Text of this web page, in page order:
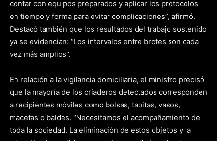
contar con equipos preparados y aplicar los protocolos
en tiempo y forma para evitar complicaciones”, afirmó.
Destacó también que los resultados del trabajo sostenido
ya se evidencian: “Los intervalos entre brotes son cada
vez más amplios”.
En relación a la vigilancia domiciliaria, el ministro precisó
que la mayoría de los criaderos detectados corresponden
a recipientes móviles como bolsas, tapitas, vasos,
macetas o baldes. “Necesitamos el acompañamiento de
toda la sociedad. La eliminación de estos objetos y la